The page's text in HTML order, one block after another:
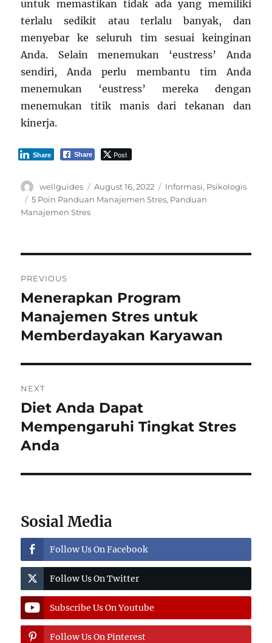
untuk memastikan tidak ada yang memiliki
terlalu sedikit atau terlalu banyak, dan
menyebar ke seluruh tim sesuai keinginan
Anda. Selain menemukan ‘eustress’ Anda
sendiri, Anda perlu membantu tim Anda
menemukan ‘eustress’ mereka dengan
menemukan titik manis dari tekanan dan
kinerja.
Share Post
Share
Author
wellguides
Posted
on
August 16, 2022 Categories
Informasi, Psikologis
Tags
5 Poin Panduan Manajemen Stres, Panduan
Manajemen Stres
navigation
PREVIOUS
Previous
post:
Menerapkan Program
Manajemen Stres untuk
Memberdayakan Karyawan
NEXT
Next
post:
Diet Anda Dapat
Mempengaruhi Tingkat Stres
Anda
Sosial Media
Follow Us On Facebook
Follow Us On Twitter
Subscribe Us On Youtube
Follow Us On Pinterest